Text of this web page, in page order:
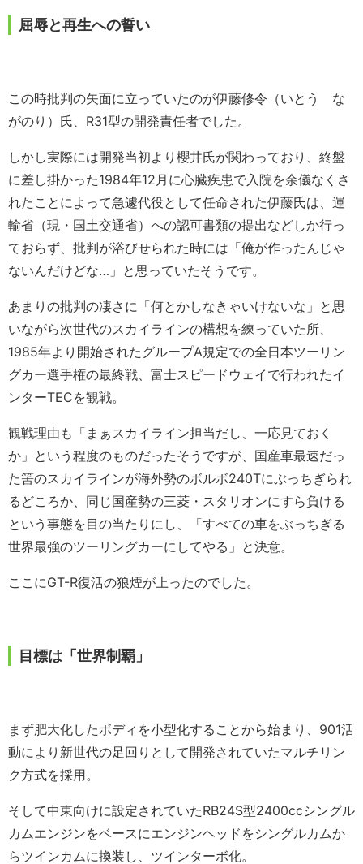
屈辱と再生への誓い
この時批判の矢面に立っていたのが伊藤修令（いとう な
がのり）氏、R31型の開発責任者でした。
しかし実際には開発当初より櫻井氏が関わっており、終盤
に差し掛かった1984年12月に心臓疾患で入院を余儀なくさ
れたことによって急遽代役として任命された伊藤氏は、運
輸省（現・国土交通省）への認可書類の提出などしか行っ
ておらず、批判が浴びせられた時には「俺が作ったんじゃ
ないんだけどな…」と思っていたそうです。
あまりの批判の凄さに「何とかしなきゃいけないな」と思
いながら次世代のスカイラインの構想を練っていた所、
1985年より開始されたグループA規定での全日本ツーリン
グカー選手権の最終戦、富士スピードウェイで行われたイ
ンターTECを観戦。
観戦理由も「まぁスカイライン担当だし、一応見ておく
か」という程度のものだったそうですが、国産車最速だっ
た筈のスカイラインが海外勢のボルボ240Tにぶっちぎられ
るどころか、同じ国産勢の三菱・スタリオンにすら負ける
という事態を目の当たりにし、「すべての車をぶっちぎる
世界最強のツーリングカーにしてやる」と決意。
ここにGT-R復活の狼煙が上ったのでした。
目標は「世界制覇」
まず肥大化したボディを小型化することから始まり、901活
動により新世代の足回りとして開発されていたマルチリン
ク方式を採用。
そして中東向けに設定されていたRB24S型2400ccシングル
カムエンジンをベースにエンジンヘッドをシングルカムか
らツインカムに換装し、ツインターボ化。